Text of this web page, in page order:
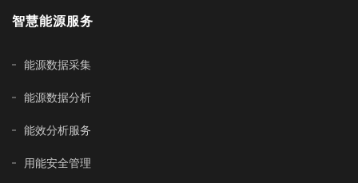
智慧能源服务
能源数据采集
能源数据分析
能效分析服务
用能安全管理